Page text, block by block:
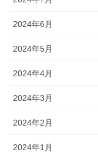
2024年6月
2024年5月
2024年4月
2024年3月
2024年2月
2024年1月